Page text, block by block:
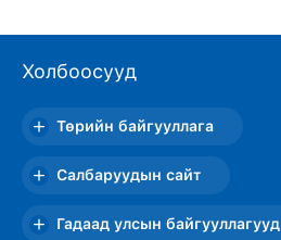
Холбоосууд
Төрийн байгууллага
Салбаруудын сайт
Гадаад улсын байгууллагууд